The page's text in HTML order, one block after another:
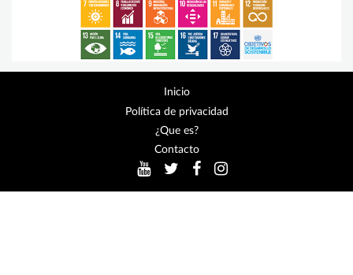
Inicio
Política de privacidad
¿Que es?
Contacto